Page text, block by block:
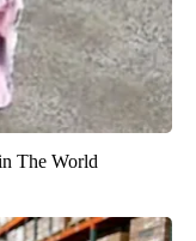
The World